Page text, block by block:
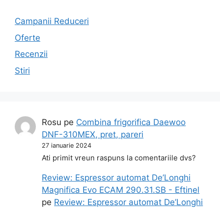
Campanii Reduceri
Oferte
Recenzii
Stiri
Rosu pe Combina frigorifica Daewoo
DNF-310MEX, pret, pareri
27 ianuarie 2024
Ati primit vreun raspuns la comentariile dvs?
Review: Espressor automat De’Longhi
Magnifica Evo ECAM 290.31.SB - Eftinel
pe Review: Espressor automat De’Longhi